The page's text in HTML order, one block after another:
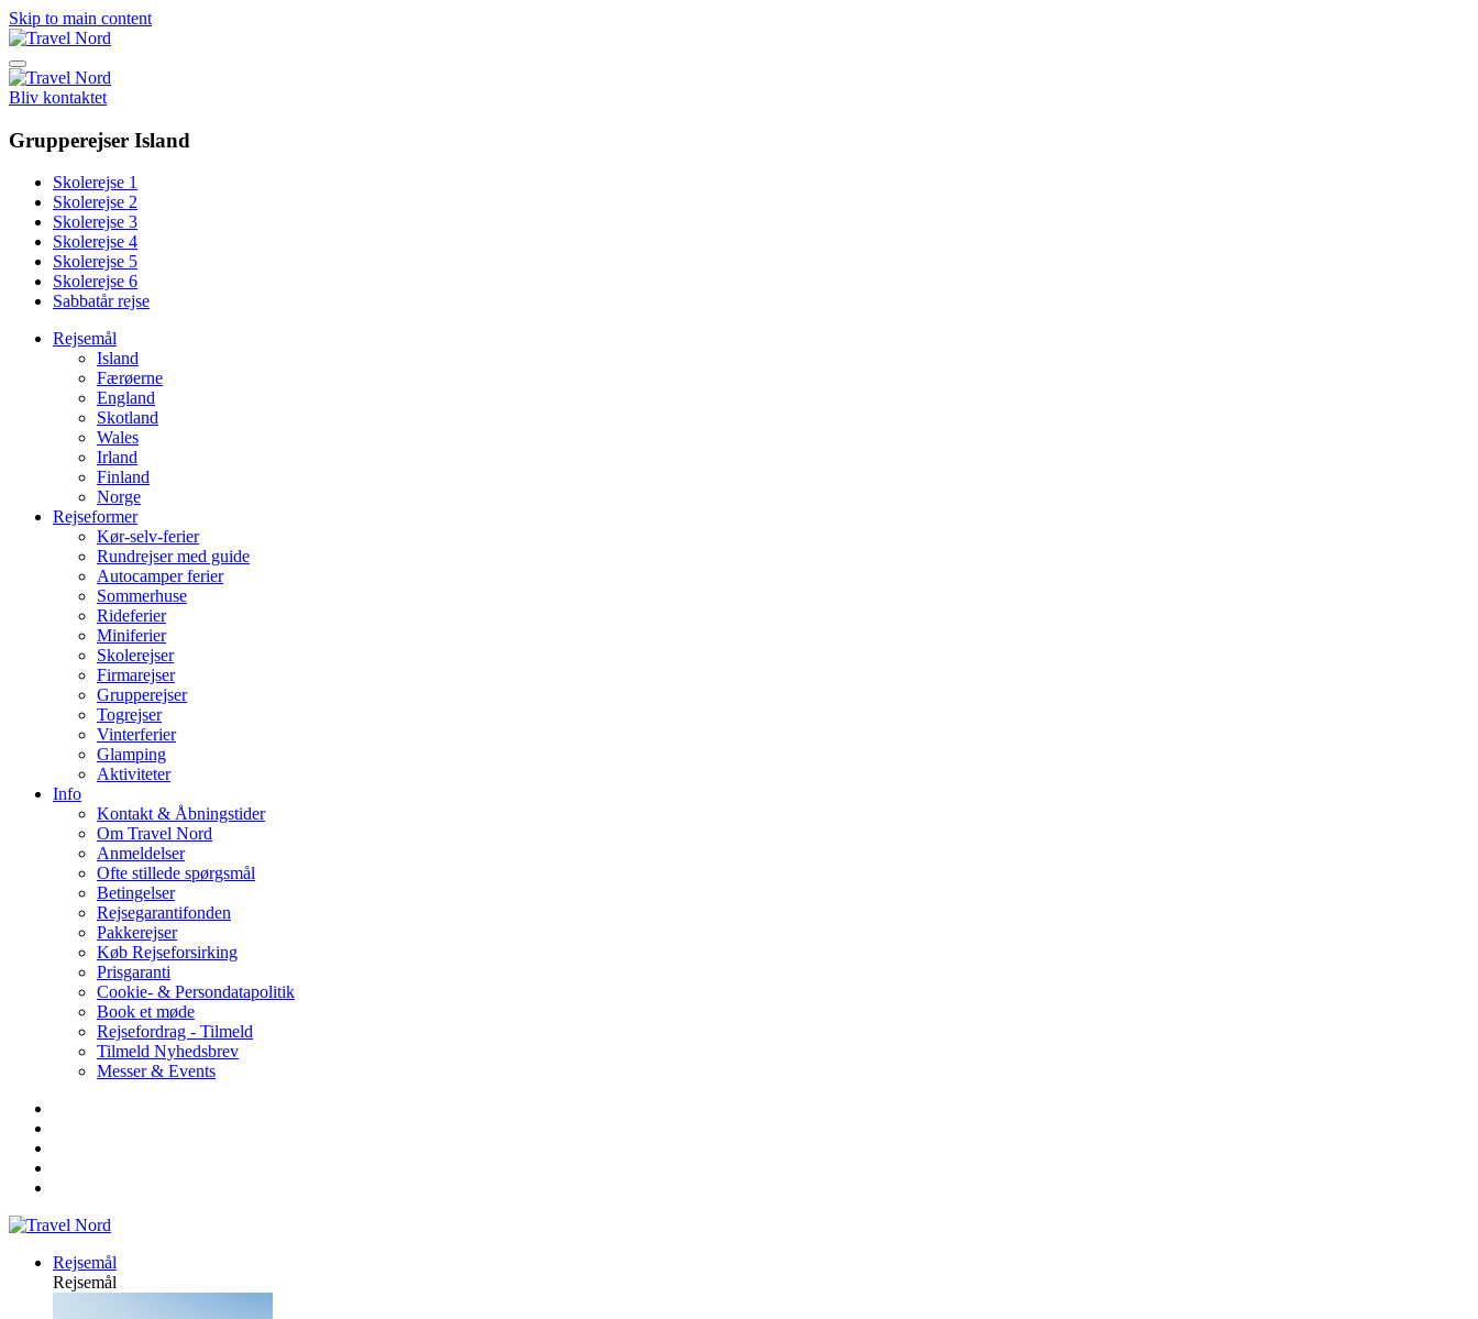
Skip to main content
Bliv kontaktet
Grupperejser Island
Skolerejse 1
Skolerejse 2
Skolerejse 3
Skolerejse 4
Skolerejse 5
Skolerejse 6
Sabbatår rejse
Rejsemål
Island
Færøerne
England
Skotland
Wales
Irland
Finland
Norge
Rejseformer
Kør-selv-ferier
Rundrejser med guide
Autocamper ferier
Sommerhuse
Rideferier
Miniferier
Skolerejser
Firmarejser
Grupperejser
Togrejser
Vinterferier
Glamping
Aktiviteter
Info
Kontakt & Åbningstider
Om Travel Nord
Anmeldelser
Ofte stillede spørgsmål
Betingelser
Rejsegarantifonden
Pakkerejser
Køb Rejseforsirking
Prisgaranti
Cookie- & Persondatapolitik
Book et møde
Rejsefordrag - Tilmeld
Tilmeld Nyhedsbrev
Messer & Events
Rejsemål
Rejsemål